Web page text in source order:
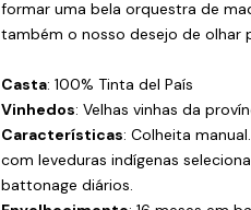
formar uma bela orquestra de
também o nosso desejo de olhar
Casta: 100% Tinta del País
Vinhedos: Velhas vinhas da
Características: Colheita
com leveduras indígenas
battonage diários.